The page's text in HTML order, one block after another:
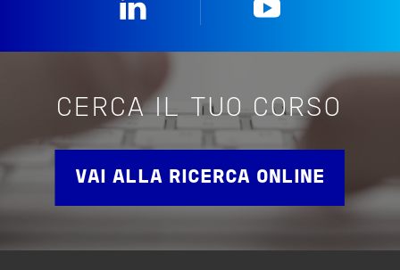
CERCA IL TUO CORSO
VAI ALLA RICERCA ONLINE